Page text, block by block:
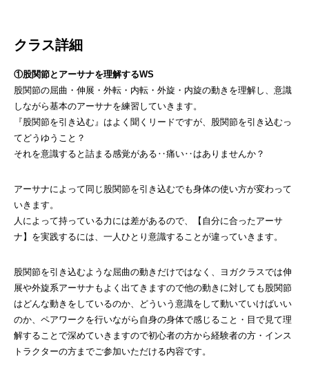
クラス詳細
①股関節とアーサナを理解するWS
股関節の屈曲・伸展・外転・内転・外旋・内旋の動きを理解し、意識
しながら基本のアーサナを練習していきます。
『股関節を引き込む』はよく聞くリードですが、股関節を引き込むっ
てどうゆうこと？
それを意識すると詰まる感覚がある‥痛い‥はありませんか？
アーサナによって同じ股関節を引き込むでも身体の使い方が変わって
いきます。
人によって持っている力には差があるので、【自分に合ったアーサ
ナ】を実践するには、一人ひとり意識することが違っていきます。
股関節を引き込むような屈曲の動きだけではなく、ヨガクラスでは伸
展や外旋系アーサナもよく出てきますので他の動きに対しても股関節
はどんな動きをしているのか、どういう意識をして動いていけばいい
のか、ペアワークを行いながら自身の身体で感じること・目で見て理
解することで深めていきますので初心者の方から経験者の方・インス
トラクターの方までご参加いただける内容です。